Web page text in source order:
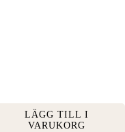
LÄGG TILL I
VARUKORG